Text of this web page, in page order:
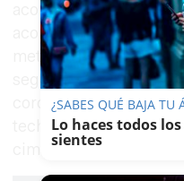
acompañado por una
aconsejó no
meteorológicas "muy
seguir adelante para
coronar elMytikas, el
techo de Grecia. Su
cima.
¿SABES QUÉ BAJA TU
Lo haces todos
sientes